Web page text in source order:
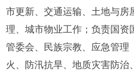
市更新、 交通运输 、土地与
理、城市物业工作； 负责国资
管委会、民族宗教
应急管理
火、防汛抗旱、地质灾害防治